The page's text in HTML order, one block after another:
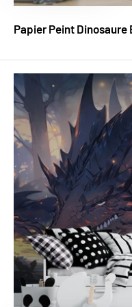
Papier Peint Dinosaure